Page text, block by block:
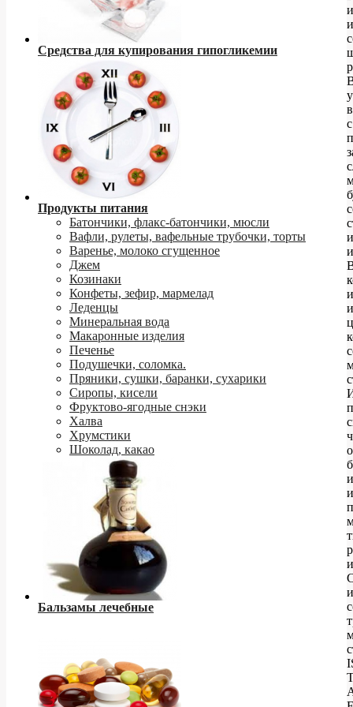
Средства для купирования гипогликемии
Продукты питания
Батончики, флакс-батончики, мюсли
Вафли, рулеты, вафельные трубочки, торты
Варенье, молоко сгущенное
Джем
Козинаки
Конфеты, зефир, мармелад
Леденцы
Минеральная вода
Макаронные изделия
Печенье
Подушечки, соломка.
Пряники, сушки, баранки, сухарики
Сиропы, кисели
Фруктово-ягодные снэки
Халва
Хрумстики
Шоколад, какао
Бальзамы лечебные
с